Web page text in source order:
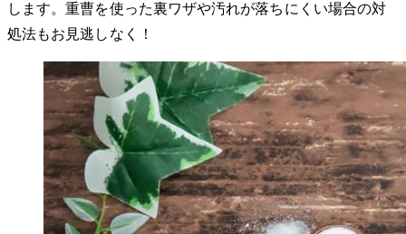
します。重曹を使った裏ワザや汚れが落ちにくい場合の対
処法もお見逃しなく！